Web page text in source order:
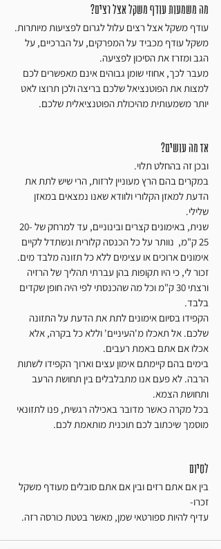
מה משמעות עודף משקל אצל רצים?
עודף משקל אצל רצים עלול לגרום לפציעות מיותרות.
משקל עודף מכביד על המפרקים, על הברכיים, על
הגב ומזרז את הסיכון לפציעה.
מעבר לכך, אחוזי שומן גבוהים אינם מאפשרים לכם
למצות את הפוטנציאל שלכם בריצה ולכן תרוצו לאט
יותר משמעותית מהיכולת הפוטנציאלית שלכם.
אז מה עושים?
ובכן זה בהחלט תלוי.
במקרים בהם הרץ מעוניין לרזות, הרי שיש לתת את
הדעת למאזן הקלורי ולוודא שאנו נמצאים במאזן
שלילי.
שנית, באימונים קצרים ובינוניים, עד למרחק של 20-
25 ק"מ,  נוותר על כל הכנסה קלורית ונשתדל לקיים
אימונים ארוכים או עצימים ללא כל תזונה מלבד מים.
זכור לי, כי היו תקופות בהן עברתי תהליך של הרזיה
ורצתי 30 ק"מ וכל מה שהכנסתי לפי היה חופן שקדים
בלבד.
הקפידו בסיום אימונים לתת את הדעת על התזונה
שלכם. אל תאכלו מ'העיניים' וללא כל בקרה, אלא
אכלו אם אתם באמת רעבים.
בימים בהם קיימתם אימון עצים וארוך הקפידו לשתות
הרבה. לא פעם אנו מתבלבלים בין תחושת הרעב
ותחושת הצמא.
בכל מקרה כאשר מדובר באכילה רגשית, פנו לתזונאי
מוסמך שיכתוב לכם תוכנית מותאמת לכם.
לסיום
בין אם אתם רזים ובין אם אתם סובלים מעודף משקל
זכרו-
עדיף להיות ספורטאי שמן, מאשר בטטת כורסה רזה.